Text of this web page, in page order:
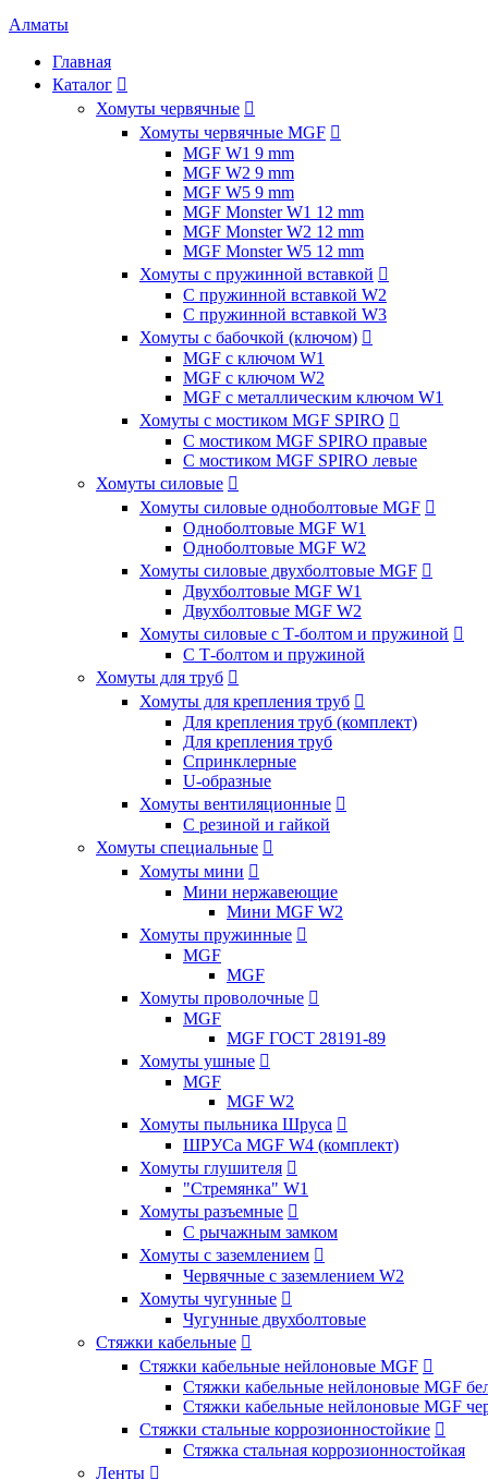
Алматы
Главная
Каталог 
Хомуты червячные 
Хомуты червячные MGF 
MGF W1 9 mm
MGF W2 9 mm
MGF W5 9 mm
MGF Monster W1 12 mm
MGF Monster W2 12 mm
MGF Monster W5 12 mm
Хомуты с пружинной вставкой 
С пружинной вставкой W2
С пружинной вставкой W3
Хомуты с бабочкой (ключом) 
MGF с ключом W1
MGF с ключом W2
MGF с металлическим ключом W1
Хомуты с мостиком MGF SPIRO 
С мостиком MGF SPIRO правые
С мостиком MGF SPIRO левые
Хомуты силовые 
Хомуты силовые одноболтовые MGF 
Одноболтовые MGF W1
Одноболтовые MGF W2
Хомуты силовые двухболтовые MGF 
Двухболтовые MGF W1
Двухболтовые MGF W2
Хомуты силовые с Т-болтом и пружиной 
С Т-болтом и пружиной
Хомуты для труб 
Хомуты для крепления труб 
Для крепления труб (комплект)
Для крепления труб
Спринклерные
U-образные
Хомуты вентиляционные 
С резиной и гайкой
Хомуты специальные 
Хомуты мини 
Мини нержавеющие
Мини MGF W2
Хомуты пружинные 
MGF
MGF
Хомуты проволочные 
MGF
MGF ГОСТ 28191-89
Хомуты ушные 
MGF
MGF W2
Хомуты пыльника Шруса 
ШРУСа MGF W4 (комплект)
Хомуты глушителя 
"Стремянка" W1
Хомуты разъемные 
С рычажным замком
Хомуты с заземлением 
Червячные с заземлением W2
Хомуты чугунные 
Чугунные двухболтовые
Стяжки кабельные 
Стяжки кабельные нейлоновые MGF 
Стяжки кабельные нейлоновые MGF
Стяжки кабельные нейлоновые MGF
Стяжки стальные коррозионностойкие 
Стяжка стальная коррозионностойкая
Ленты 